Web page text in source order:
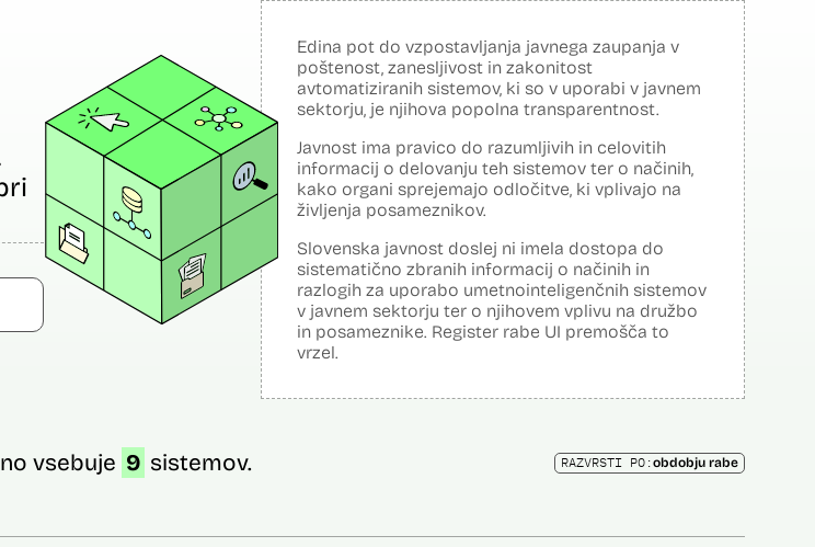
Edina pot do vzpostavljanja javnega zaupanja v
poštenost, zanesljivost in zakonitost
avtomatiziranih sistemov, ki so v uporabi v javnem
sektorju, je njihova popolna transparentnost.
Javnost ima pravico do razumljivih in celovitih
informacij o delovanju teh sistemov ter o načinih,
kako organi sprejemajo odločitve, ki vplivajo na
življenja posameznikov.
Slovenska javnost doslej ni imela dostopa do
sistematično zbranih informacij o načinih in
razlogih za uporabo umetnointeligenčnih sistemov
v javnem sektorju ter o njihovem vplivu na družbo
in posameznike. Register rabe UI premošča to
vrzel.
vsebuje 9 sistemov. RAZVRSTI PO:obdobju rabe